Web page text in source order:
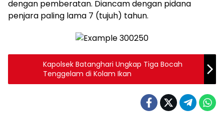
dengan pemberatan. Diancam dengan pidana
penjara paling lama 7 (tujuh) tahun.
Kapolsek Batanghari Ungkap Tiga Bocah
Tenggelam di Kolam Ikan